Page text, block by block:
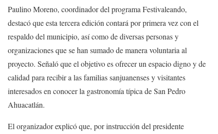
Paulino Moreno, coordinador del programa Festivaleando,
destacó que esta tercera edición contará por primera vez con el
respaldo del municipio, así como de diversas personas y
organizaciones que se han sumado de manera voluntaria al
proyecto. Señaló que el objetivo es ofrecer un espacio digno y de
calidad para recibir a las familias sanjuanenses y visitantes
interesados en conocer la gastronomía típica de San Pedro
Ahuacatlán.
El organizador explicó que, por instrucción del presidente